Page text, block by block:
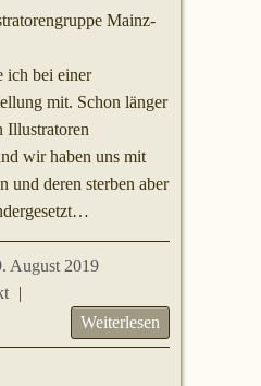
Mainz-
ich bei einer
mit. Schon länger
Illustratoren
wir haben uns mit
und deren sterben aber
August 2019
|
Weiterlesen